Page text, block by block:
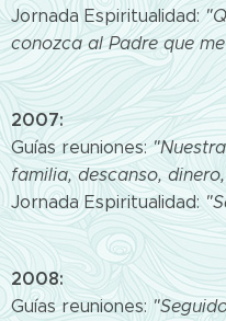
Jornada Espiritualidad:
conozca al Padre que
2007:
Guías reuniones:
familia, descanso,
Jornada Espiritualidad:
2008:
Guías reuniones: